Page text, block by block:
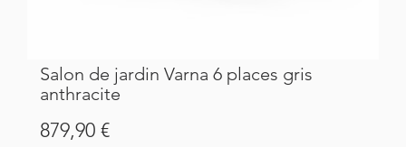
Salon de jardin Varna 6 places gris
anthracite
Prix
879,90 €